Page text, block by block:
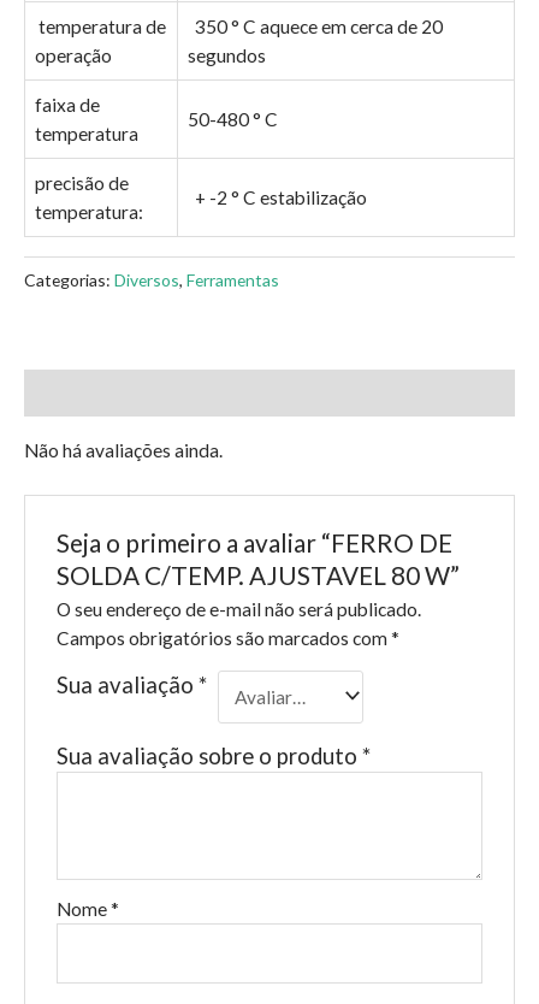
temperatura de
operação
350 ° C aquece em cerca de 20
segundos
faixa de
temperatura
50-480 ° C
precisão de
temperatura:
+ -2 ° C estabilização
Categorias: Diversos, Ferramentas
Não há avaliações ainda.
Seja o primeiro a avaliar “FERRO DE
SOLDA C/TEMP. AJUSTAVEL 80 W”
O seu endereço de e-mail não será publicado.
Campos obrigatórios são marcados com *
Sua avaliação *
Sua avaliação sobre o produto *
Nome *